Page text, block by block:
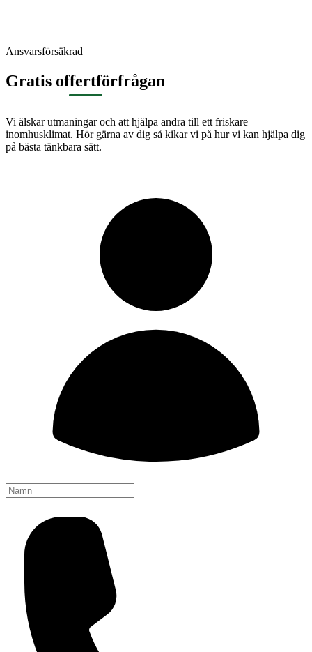
Ansvarsförsäkrad
Gratis offertförfrågan
Vi älskar utmaningar och att hjälpa andra till ett friskare
inomhusklimat. Hör gärna av dig så kikar vi på hur vi kan hjälpa dig
på bästa tänkbara sätt.